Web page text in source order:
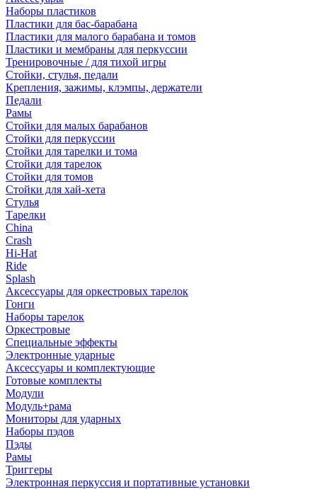
Наборы пластиков
Пластики для бас-барабана
Пластики для малого барабана и томов
Пластики и мембраны для перкуссии
Тренировочные / для тихой игры
Стойки, стулья, педали
Крепления, зажимы, клэмпы, держатели
Педали
Рамы
Стойки для малых барабанов
Стойки для перкуссии
Стойки для тарелки и тома
Стойки для тарелок
Стойки для томов
Стойки для хай-хета
Стулья
Тарелки
China
Crash
Hi-Hat
Ride
Splash
Аксессуары для оркестровых тарелок
Гонги
Наборы тарелок
Оркестровые
Специальные эффекты
Электронные ударные
Аксессуары и комплектующие
Готовые комплекты
Модули
Модуль+рама
Мониторы для ударных
Наборы пэдов
Пэды
Рамы
Триггеры
Электронная перкуссия и портативные установки